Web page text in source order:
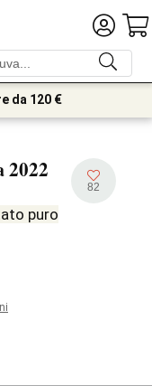
da 120 €
2022
82
puro